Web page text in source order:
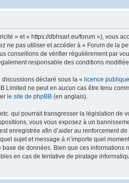
» et « https://dbhsarl.eu/forum »), vous
ne pas utiliser et accéder à « Forum de la
conseillons de vérifier régulièrement par
responsable des conditions
déclaré sous la « licence
Limited ne peut en aucun cas être tenu
le site de phpBB (en anglais).
qui pourrait transgresser la législation de
vous vous exposez à un
enregistrée afin d’aider au renforcement
sujet et message à n’importe quel
de données. Bien que ces informations
en cas de tentative de piratage